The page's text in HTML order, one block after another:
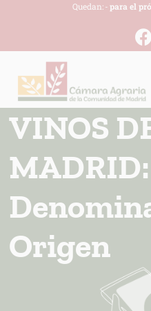
Quedan: -para el
VINOS
MADRID:
Origen